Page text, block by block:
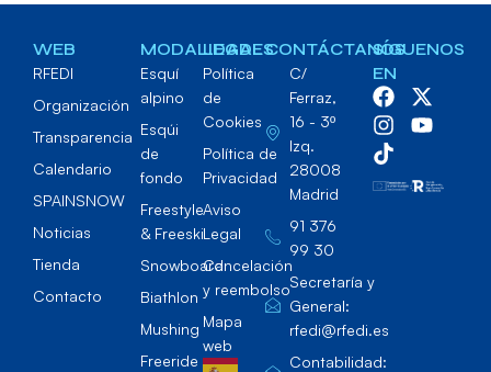
WEB
RFEDI
Organización
Transparencia
Calendario
SPAINSNOW
Noticias
Tienda
Contacto
MODALIDADES
Esquí
alpino
Esqúi
de
fondo
Freestyle
& Freeski
Snowboard
Biathlon
Mushing
Freeride
LEGAL
Política
de
Cookies
Política de
Privacidad
Aviso
Legal
Cancelación
y reembolso
Mapa
web
CONTÁCTANOS
C/
Ferraz,
16 - 3º
Izq.
28008
Madrid
91 376
99 30
Secretaría y
General:
rfedi@rfedi.es
Contabilidad:
SÍGUENOS
EN